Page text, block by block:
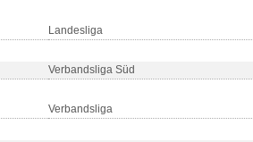
Landesliga
Verbandsliga Süd
Verbandsliga